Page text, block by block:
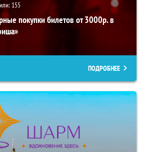
155
покупки билетов от 3000р. в
ПОДРОБНЕЕ